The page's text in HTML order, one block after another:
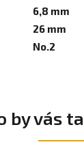
6,8 mm
26 mm
No.2
by vás